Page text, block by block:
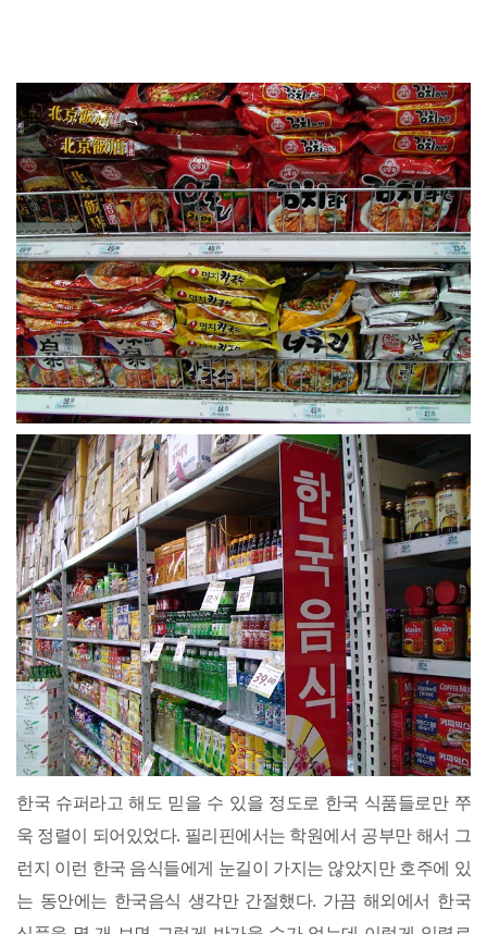
한국 슈퍼라고 해도 믿을 수 있을 정도로 한국 식품들로만 쭈
욱 정렬이 되어있었다. 필리핀에서는 학원에서 공부만 해서 그
런지 이런 한국 음식들에게 눈길이 가지는 않았지만 호주에 있
는 동안에는 한국음식 생각만 간절했다. 가끔 해외에서 한국